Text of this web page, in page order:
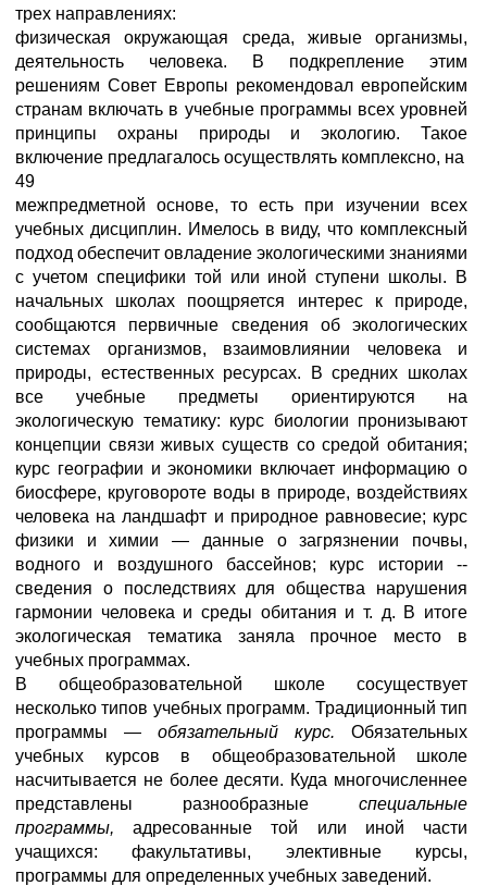
трех направлениях:
физическая окружающая среда, живые организмы,
деятельность человека. В подкрепление этим
решениям Совет Европы рекомендовал европейским
странам включать в учебные программы всех уровней
принципы охраны природы и экологию. Такое
включение предлагалось осуществлять комплексно, на
49
межпредметной основе, то есть при изучении всех
учебных дисциплин. Имелось в виду, что комплексный
подход обеспечит овладение экологическими знаниями
с учетом специфики той или иной ступени школы. В
начальных школах поощряется интерес к природе,
сообщаются первичные сведения об экологических
системах организмов, взаимовлиянии человека и
природы, естественных ресурсах. В средних школах
все учебные предметы ориентируются на
экологическую тематику: курс биологии пронизывают
концепции связи живых существ со средой обитания;
курс географии и экономики включает информацию о
биосфере, круговороте воды в природе, воздействиях
человека на ландшафт и природное равновесие; курс
физики и химии — данные о загрязнении почвы,
водного и воздушного бассейнов; курс истории --
сведения о последствиях для общества нарушения
гармонии человека и среды обитания и т. д. В итоге
экологическая тематика заняла прочное место в
учебных программах.
В общеобразовательной школе сосуществует
несколько типов учебных программ. Традиционный тип
программы — обязательный курс. Обязательных
учебных курсов в общеобразовательной школе
насчитывается не более десяти. Куда многочисленнее
представлены разнообразные специальные
программы, адресованные той или иной части
учащихся: факультативы, элективные курсы,
программы для определенных учебных заведений.